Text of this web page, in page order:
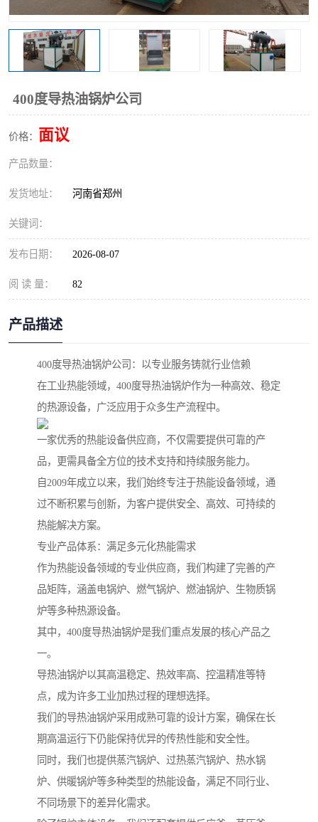
400度导热油锅炉公司
价格： 面议
产品数量：
发货地址： 河南省郑州
关键词：
发布日期： 2026-08-07
阅 读 量： 82
产品描述
400度导热油锅炉公司：以专业服务铸就行业信赖
在工业热能领域，400度导热油锅炉作为一种高效、稳定
的热源设备，广泛应用于众多生产流程中。
一家优秀的热能设备供应商，不仅需要提供可靠的产
品，更需具备全方位的技术支持和持续服务能力。
自2009年成立以来，我们始终专注于热能设备领域，通
过不断积累与创新，为客户提供安全、高效、可持续的
热能解决方案。
专业产品体系：满足多元化热能需求
作为热能设备领域的专业供应商，我们构建了完善的产
品矩阵，涵盖电锅炉、燃气锅炉、燃油锅炉、生物质锅
炉等多种热源设备。
其中，400度导热油锅炉是我们重点发展的核心产品之
一。
导热油锅炉以其高温稳定、热效率高、控温精准等特
点，成为许多工业加热过程的理想选择。
我们的导热油锅炉采用成熟可靠的设计方案，确保在长
期高温运行下仍能保持优异的传热性能和安全性。
同时，我们也提供蒸汽锅炉、过热蒸汽锅炉、热水锅
炉、供暖锅炉等多种类型的热能设备，满足不同行业、
不同场景下的差异化需求。